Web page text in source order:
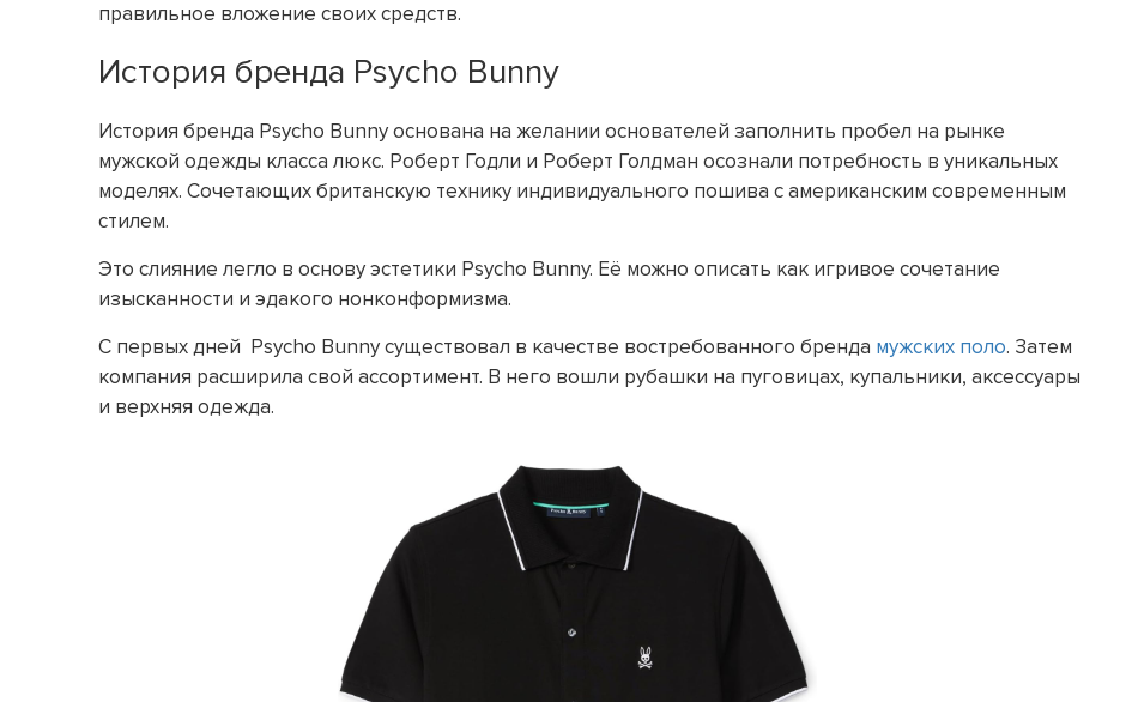
правильное вложение своих средств.
История бренда Psycho Bunny
История бренда Psycho Bunny основана на желании основателей заполнить пробел на рынке
мужской одежды класса люкс. Роберт Годли и Роберт Голдман осознали потребность в уникальных
моделях. Сочетающих британскую технику индивидуального пошива с американским современным
стилем.
Это слияние легло в основу эстетики Psycho Bunny. Её можно описать как игривое сочетание
изысканности и эдакого нонконформизма.
С первых дней Psycho Bunny существовал в качестве востребованного бренда мужских поло. Затем
компания расширила свой ассортимент. В него вошли рубашки на пуговицах, купальники, аксессуары
и верхняя одежда.